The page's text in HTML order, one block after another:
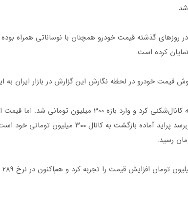
شد.
گذشته قیمت خودرو همچنان با نوساناتی همراه بوده
کرده است.
قیمت خودرو در لحظه نگارش این گزارش در بازار ایران
پراید 111 هفته‌های گذشته کانال‌شکنی کرد و وارد بازه 300
بازگشت. البته به نظر می‌رسد پراید آماده بازگشت